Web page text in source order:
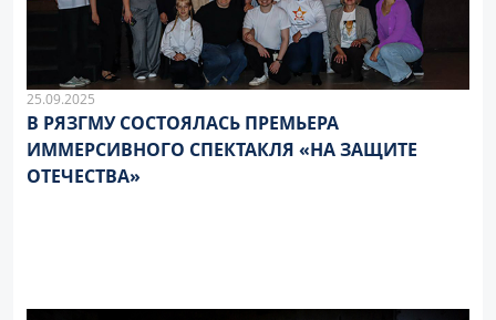
25.09.2025
В РЯЗГМУ СОСТОЯЛАСЬ ПРЕМЬЕРА
ИММЕРСИВНОГО СПЕКТАКЛЯ «НА ЗАЩИТЕ
ОТЕЧЕСТВА»